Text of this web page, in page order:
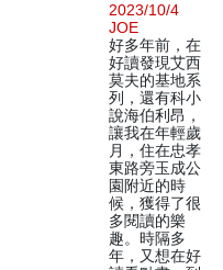
2023/10/4
JOE
好多年前，在
好讀發現艾西
莫夫的基地系
列，還有科小
說海伯利昂，
讓我在年輕歲
月，住在忠孝
東路旁玉成公
園附近的時
候，獲得了很
多閱讀的樂
趣。時隔多
年，又想在好